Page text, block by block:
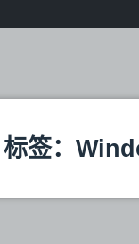
标签：